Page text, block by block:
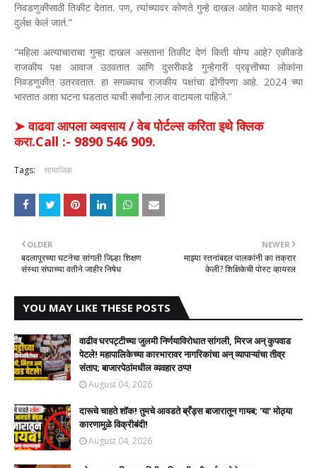
निवडणुकीसाठी तिकीट देतात. पण, त्यांच्यावर कोणते गुन्हे दाखल आहेत याकडे मात्र
दुर्लक्ष केलं जातं."
"महिला अत्याचाराचा गुन्हा दाखल असताना तिकीट देणं किती योग्य आहे? एकीकडे
राजकीय पक्ष आवाज उठवतात आणि दुसरीकडे गुन्हेगारी प्रवृत्तीच्या लोकांना
निवडणुकीत उतरवतात. हा सगळ्याच राजकीय पक्षांचा ढोंगीपणा आहे. 2024 च्या
भारतात अशा घटना घडतात याची सर्वांना लाज वाटायला पाहिजे.''
➤ वाढवा आपला व्यवसाय / वेब पोर्टल्स करिता इथे क्लिक
करा.Call :- 9890 546 909.
Tags: सामाजिक
NEWER
माझ्या स्तनांबद्दल पालकांनी का तक्रार
केली? शिक्षिकेची पोस्ट व्हायरल
OLDER
बदलापूरच्या घटनेचा सांगली जिल्हा शिक्षण
संस्था संघाच्या वतीने जाहीर निषेध
YOU MAY LIKE THESE POSTS
वाढीव घरपट्टीच्या जुलमी निर्णयाविरोधात सांगली, मिरज अन् कुपवाड
पेटले! महापालिकेच्या कारभारावर नागरिकांचा अन् व्यापाऱ्यांचा तीव्र
संताप; बाजारपेठांमधील व्यवहार ठप्प!​
August 04, 2026
दारूचे चाहते शॉक! तुमचे आवडते ब्रँड्स बाजारातून गायब; 'या' मोठ्या
कारणामुळे विक्रीबंदी!
August 04, 2026